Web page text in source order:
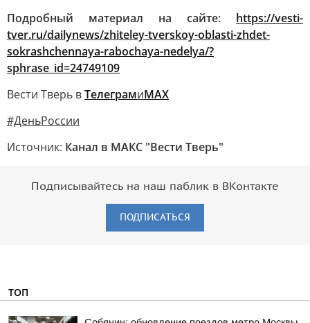
Подробный материал на сайте: https://vesti-
tver.ru/dailynews/zhiteley-tverskoy-oblasti-zhdet-
sokrashchennaya-rabochaya-nedelya/?
sphrase_id=24749109
Вести Тверь вТелеграмиМАХ
#ДеньРоссии
Источник: Канал в МАКС "Вести Тверь"
Подписывайтесь на наш паблик в ВКонтакте
ПОДПИСАТЬСЯ
ТОП